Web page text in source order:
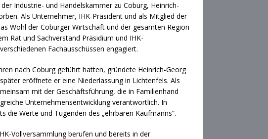
Industrie- und Handelskammer zu Coburg, Heinrich-
Als Unternehmer, IHK-Präsident und als Mitglied der
Wohl der Coburger Wirtschaft und der gesamten Region
Rat und Sachverstand Präsidium und IHK-
Fachausschüssen engagiert.
nach Coburg geführt hatten, gründete Heinrich-Georg
eröffnete er eine Niederlassung in Lichtenfels. Als
mit der Geschäftsführung, die in Familienhand
Unternehmensentwicklung verantwortlich. In
Werte und Tugenden des „ehrbaren Kaufmanns“.
Vollversammlung berufen und bereits in der